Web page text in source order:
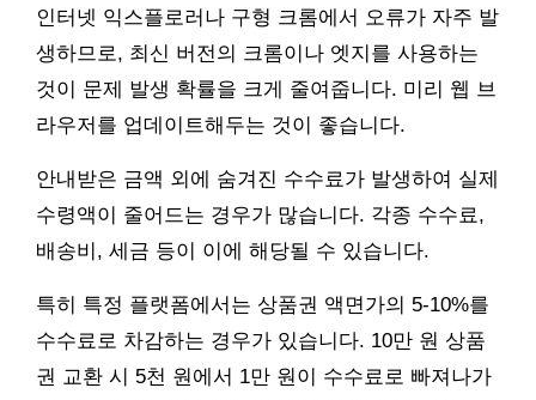
인터넷 익스플로러나 구형 크롬에서 오류가 자주 발
생하므로, 최신 버전의 크롬이나 엣지를 사용하는
것이 문제 발생 확률을 크게 줄여줍니다. 미리 웹 브
라우저를 업데이트해두는 것이 좋습니다.
안내받은 금액 외에 숨겨진 수수료가 발생하여 실제
수령액이 줄어드는 경우가 많습니다. 각종 수수료,
배송비, 세금 등이 이에 해당될 수 있습니다.
특히 특정 플랫폼에서는 상품권 액면가의 5-10%를
수수료로 차감하는 경우가 있습니다. 10만 원 상품
권 교환 시 5천 원에서 1만 원이 수수료로 빠져나가